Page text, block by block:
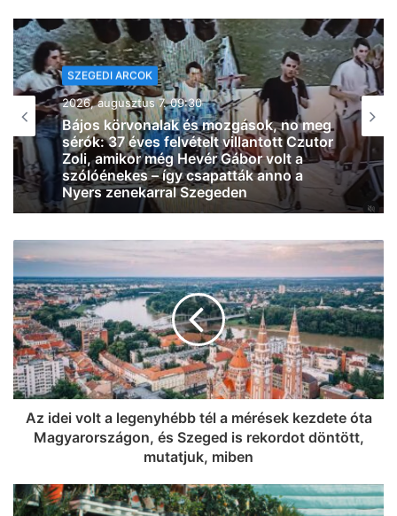
SZEGEDI ARCOK
2026, augusztus 7. 07:58
Le a kalappal: az SZTE Mérnöki Kar
csapata Franciaországot is
meghódíthatja, Magyarországot és
Szegedet képviselhetik az európai
döntőben
Az idei volt a legenyhébb tél a mérések kezdete óta
Magyarországon, és Szeged is rekordot döntött,
mutatjuk, miben